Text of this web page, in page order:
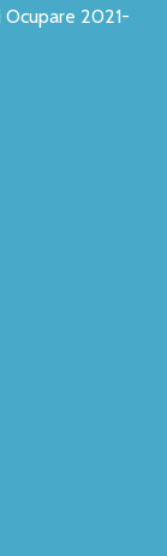
Ocupare 2021-